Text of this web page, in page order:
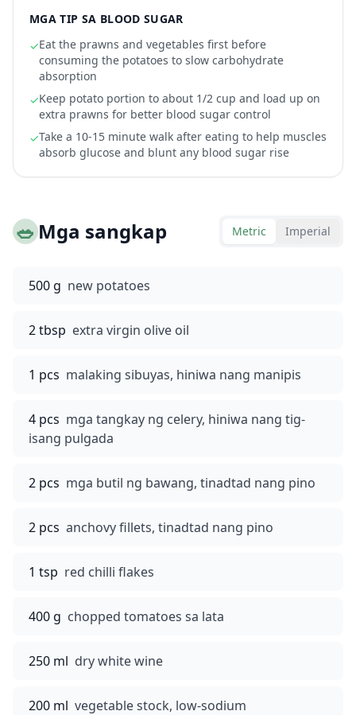
MGA TIP SA BLOOD SUGAR
✓Eat the prawns and vegetables first before
consuming the potatoes to slow carbohydrate
absorption
✓Keep potato portion to about 1/2 cup and load up on
extra prawns for better blood sugar control
✓Take a 10-15 minute walk after eating to help muscles
absorb glucose and blunt any blood sugar rise
🥗Mga sangkap Metric Imperial
500 g new potatoes
2 tbsp extra virgin olive oil
1 pcs malaking sibuyas, hiniwa nang manipis
4 pcs mga tangkay ng celery, hiniwa nang tig-
isang pulgada
2 pcs mga butil ng bawang, tinadtad nang pino
2 pcs anchovy fillets, tinadtad nang pino
1 tsp red chilli flakes
400 g chopped tomatoes sa lata
250 ml dry white wine
200 ml vegetable stock, low-sodium